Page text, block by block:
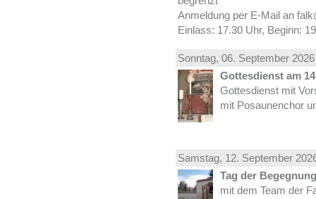
Anmeldung per E-Mail an
Einlass: 17.30 Uhr, Beginn:
Sonntag, 06. September
Gottesdienst am
Gottesdienst mit
mit Posaunenchor
Samstag, 12. September
Tag der
mit dem Team der